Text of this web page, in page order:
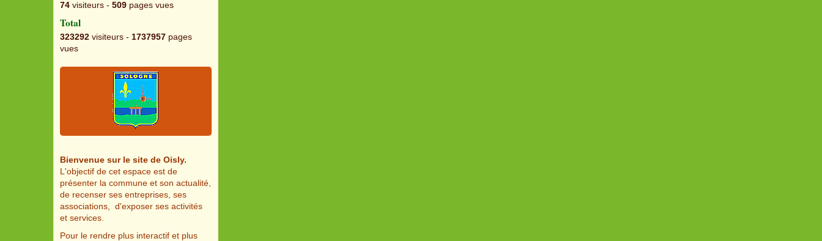
74 visiteurs - 509 pages vues
Total
323292 visiteurs - 1737957 pages
vues
Bienvenue sur le site de Oisly.
L'objectif de cet espace est de
présenter la commune et son actualité,
de recenser ses entreprises, ses
associations, d'exposer ses activités
et services.
Pour le rendre plus interactif et plus